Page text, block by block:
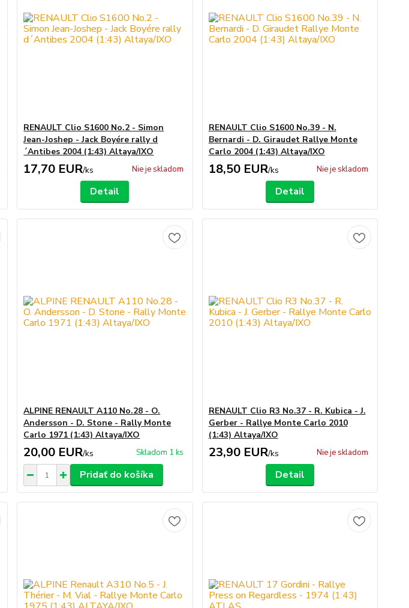
RENAULT Clio S1600 No.2 - Simon
Jean-Joshep - Jack Boyére rally d
´Antibes 2004 (1:43) Altaya/IXO
17,70 EUR/ks Nie je skladom
Detail
RENAULT Clio S1600 No.39 - N.
Bernardi - D. Giraudet Rallye Monte
Carlo 2004 (1:43) Altaya/IXO
18,50 EUR/ks Nie je skladom
Detail
ALPINE RENAULT A110 No.28 - O.
Andersson - D. Stone - Rally Monte
Carlo 1971 (1:43) Altaya/IXO
20,00 EUR/ks Skladom 1 ks
Pridať do košíka
RENAULT Clio R3 No.37 - R. Kubica - J.
Gerber - Rallye Monte Carlo 2010
(1:43) Altaya/IXO
23,90 EUR/ks Nie je skladom
Detail